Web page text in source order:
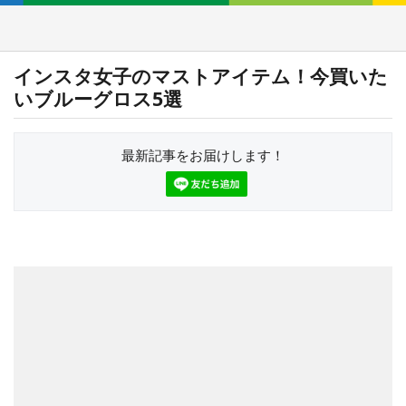
インスタ女子のマストアイテム！今買いた
いブルーグロス5選
最新記事をお届けします！